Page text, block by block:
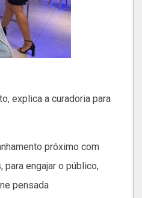
explica a curadoria para
próximo com
engajar o público,
pensada